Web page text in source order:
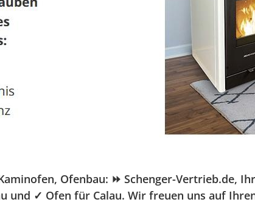
Kaminofen, Ofenbau: ⏩ Schenger-
und ✓ Ofen für Calau. Wir freuen uns auf